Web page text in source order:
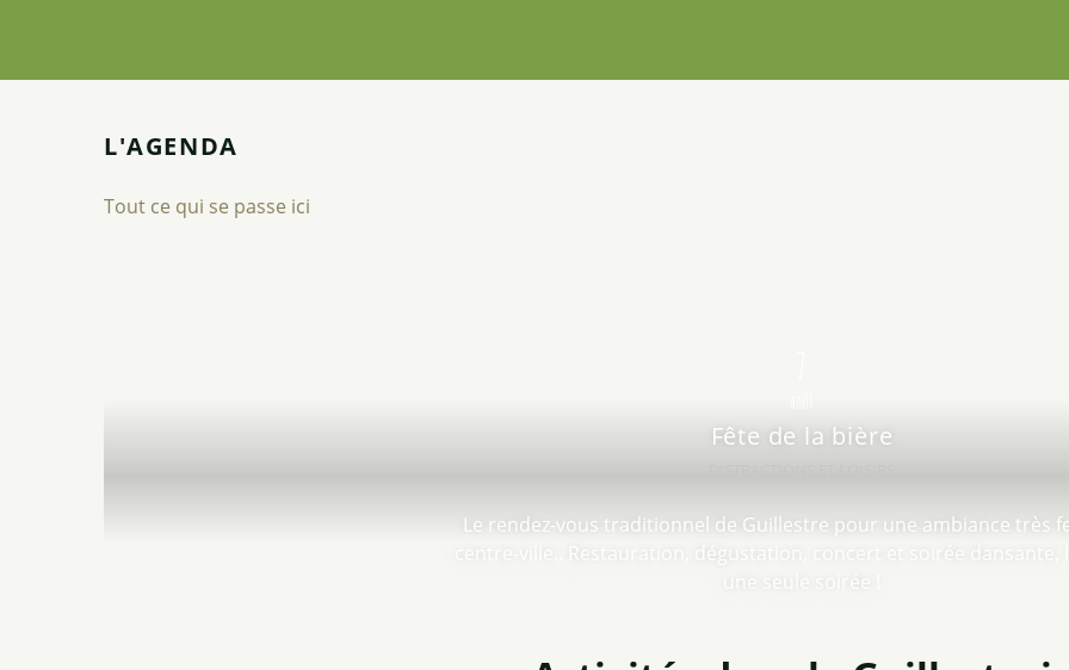
L'AGENDA
Tout ce qui se passe ici
Fête de la bière
Le rendez-vous traditionnel de Guillestre pour une ambiance très
centre-ville.. Restauration, dégustation, concert et soirée dansante,
une seule soirée !